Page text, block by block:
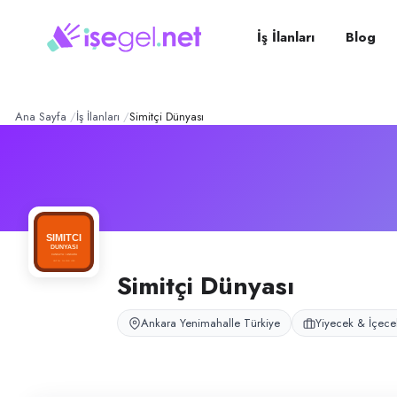
Dünyası – Şirket
Simitçi Dünyası, Ankara Yenimahalle’de restoran ve simit konsepti ile
pozisyonlar İş İlanları Blog
Ana Sayfa İş İlanları Simitçi Dünyası
Simitçi Dünyası
Ankara Yenimahalle Türkiye Yiyecek &